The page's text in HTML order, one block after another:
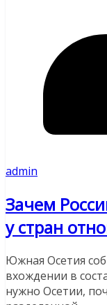
admin
Зачем
у стран
Южная Осетия
вхождении в
нужно Осетии,